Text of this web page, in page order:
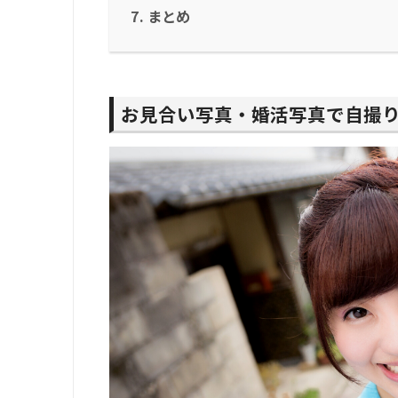
まとめ
お見合い写真・婚活写真で自撮